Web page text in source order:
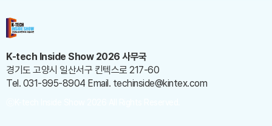
K-tech Inside Show 2026 사무국
경기도 고양시 일산서구 킨텍스로 217-60
Tel. 031-995-8904 Email. techinside@kintex.com